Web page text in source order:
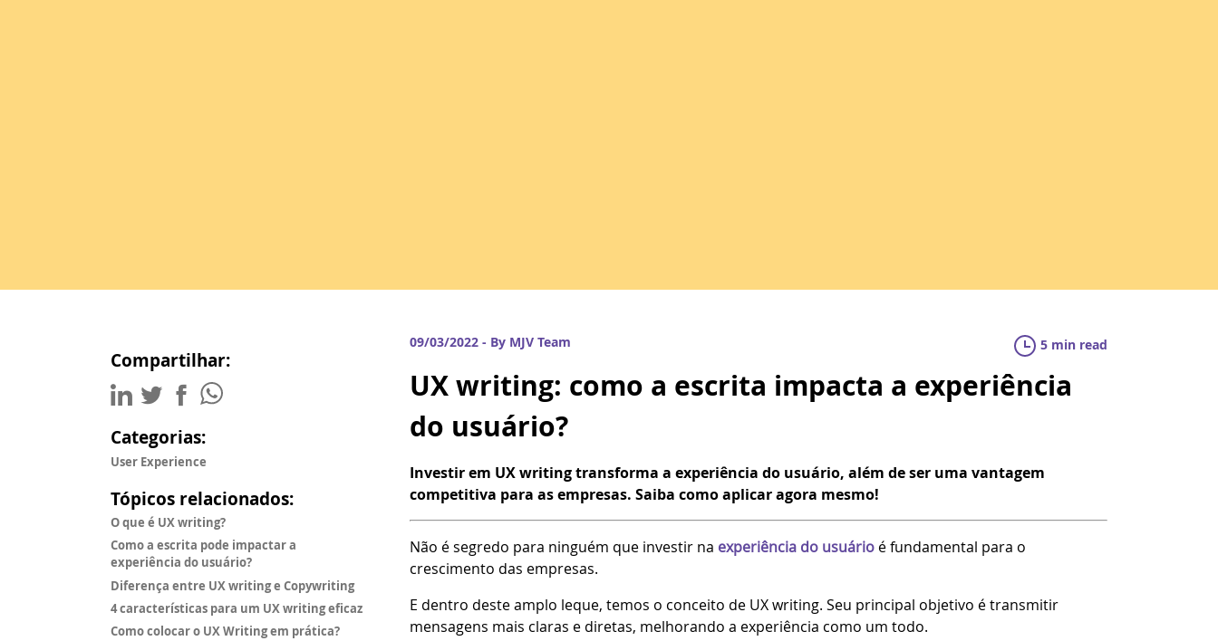
Compartilhar:
Categorias:
User Experience
Tópicos relacionados:
O que é UX writing?
Como a escrita pode impactar a
experiência do usuário?
Diferença entre UX writing e Copywriting
4 características para um UX writing eficaz
Como colocar o UX Writing em prática?
09/03/2022 - By MJV Team 5 min read
UX writing: como a escrita impacta a experiência
do usuário?
Investir em UX writing transforma a experiência do usuário, além de ser uma vantagem
competitiva para as empresas. Saiba como aplicar agora mesmo!
Não é segredo para ninguém que investir na experiência do usuário é fundamental para o
crescimento das empresas.
E dentro deste amplo leque, temos o conceito de UX writing. Seu principal objetivo é transmitir
mensagens mais claras e diretas, melhorando a experiência como um todo.